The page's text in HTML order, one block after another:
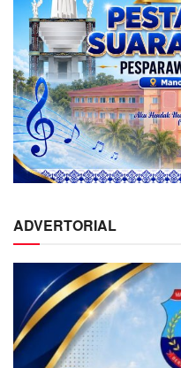
ADVERTORIAL